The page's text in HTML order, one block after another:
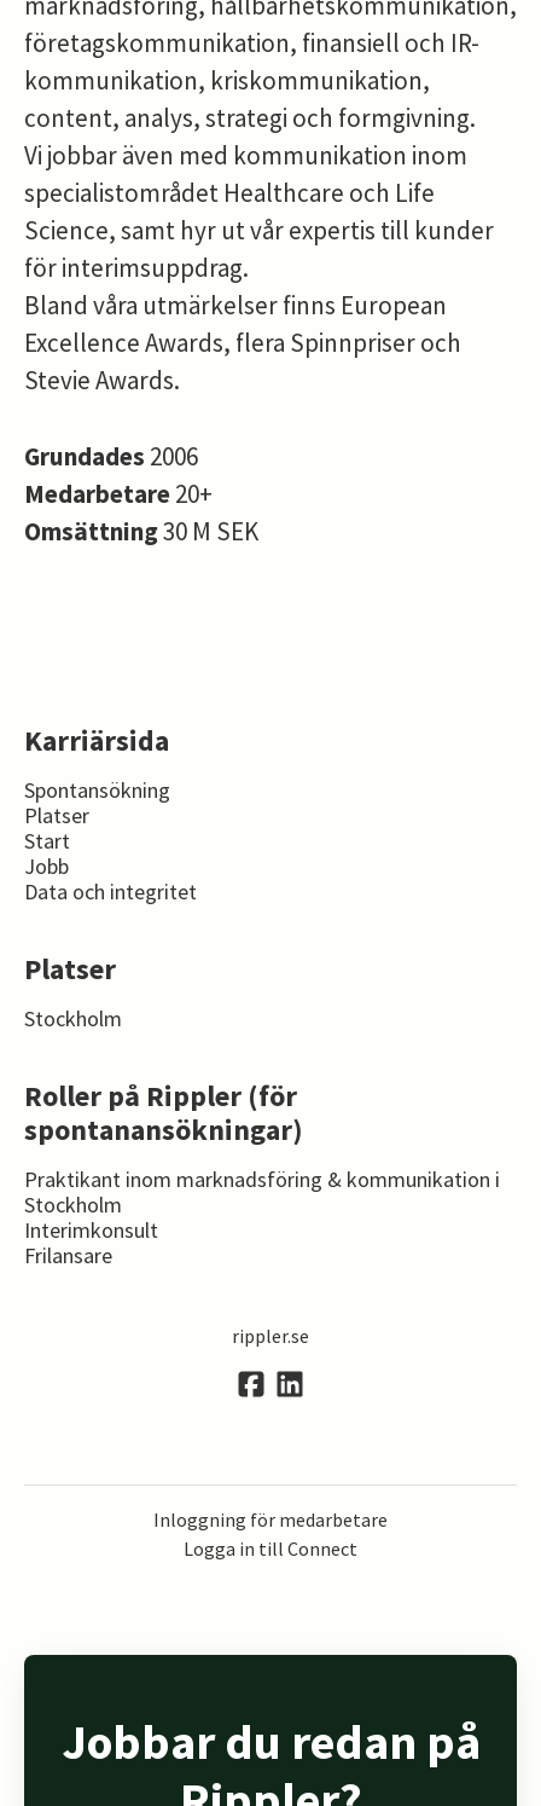
företagskommunikation, finansiell och IR-
kommunikation, kriskommunikation,
content, analys, strategi och formgivning.
Vi jobbar även med kommunikation inom
specialistområdet Healthcare och Life
Science, samt hyr ut vår expertis till kunder
för interimsuppdrag.
Bland våra utmärkelser finns European
Excellence Awards, flera Spinnpriser och
Stevie Awards.
Grundades 2006
Medarbetare20+
Omsättning30 M SEK
Karriärsida
Spontansökning
Platser
Start
Jobb
Data och integritet
Platser
Stockholm
Roller på Rippler (för
spontanansökningar)
Praktikant inom marknadsföring & kommunikation i
Stockholm
Interimkonsult
Frilansare
rippler.se
Inloggning för medarbetare
Logga in till Connect
Jobbar du redan på